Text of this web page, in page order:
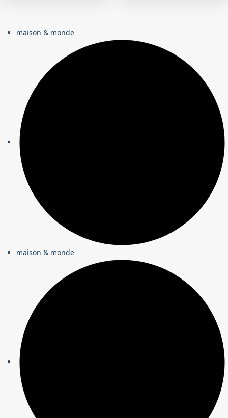
maison & monde
maison & monde